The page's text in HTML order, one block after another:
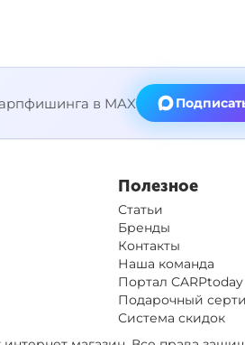
в MAX
Полезное
Статьи
Бренды
Контакты
Наша команда
Портал CARPtoday
Подарочный
Система скидок